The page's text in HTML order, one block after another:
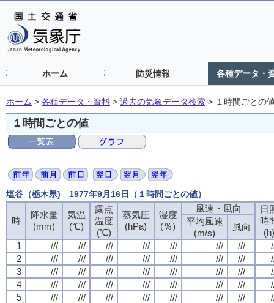
ホーム 防災情報 各種データ・
ホーム > 各種データ・資料 > 過去の気象データ検索 > １時間ごとの
１時間ごとの値
塩谷（栃木県) 1977年9月16日（１時間ごとの値）
時
降水量
(mm)
気温
(℃)
露点
温度
(℃)
蒸気圧
(hPa)
湿度
(％)
風速・風向
日
時
(h)
平均風速
(m/s)
風向
1
/// /// /// /// /// /// ///
2
/// /// /// /// /// /// ///
3
/// /// /// /// /// /// ///
4
/// /// /// /// /// /// ///
5
/// /// /// /// /// /// ///
時
降水量
(mm)
気温
(℃)
露点
温度
(℃)
蒸気圧
(hPa)
湿度
(％)
風速・風向
日
時
(h)
平均風速
(m/s)
風向
1
/// /// /// /// /// /// ///
2
/// /// /// /// /// /// ///
3
/// /// /// /// /// /// ///
4
/// /// /// /// /// /// ///
5
/// /// /// /// /// /// ///
時
降水量
(mm)
気温
(℃)
露点
温度
(℃)
蒸気圧
(hPa)
湿度
(％)
風速・風向
日
時
(h)
平均風速
(m/s)
風向
1
/// /// /// /// /// /// ///
2
/// /// /// /// /// /// ///
3
/// /// /// /// /// /// ///
4
/// /// /// /// /// /// ///
5
/// /// /// /// /// /// ///
時
降水量
(mm)
気温
(℃)
露点
温度
(℃)
蒸気圧
(hPa)
湿度
(％)
風速・風向
日
時
(h)
平均風速
(m/s)
風向
1
/// /// /// /// /// /// ///
2
/// /// /// /// /// /// ///
3
/// /// /// /// /// /// ///
4
/// /// /// /// /// /// ///
5
/// /// /// /// /// /// ///